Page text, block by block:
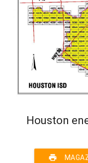
Houston
print